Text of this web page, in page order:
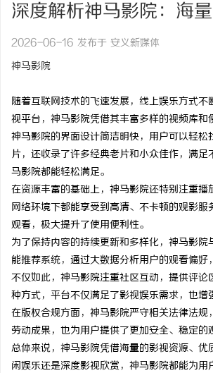
深度解析神马影院：海
2026-06-16 发布于 安义新媒体
神马影院
随着互联网技术的飞速发展，线上娱乐方式
视平台，神马影院凭借其丰富多样的视频库
神马影院的界面设计简洁明快，用户可以轻
片，还收录了许多经典老片和小众佳作，满
马影院都能轻松满足。
在资源丰富的基础上，神马影院还特别注重
网络环境下都能享受到高清、不卡顿的观影
观看，极大提升了使用便利性。
为了保持内容的持续更新和多样化，神马影
能推荐系统，通过大数据分析用户的观看偏
不仅如此，神马影院注重社区互动，提供评
种方式，平台不仅满足了影视娱乐需求，也增
在版权合规方面，神马影院严守相关法律法
劳动成果，也为用户提供了更加安全、稳定的
总体来说，神马影院凭借海量的影视资源、
闲娱乐还是深度影视欣赏，神马影院都能为